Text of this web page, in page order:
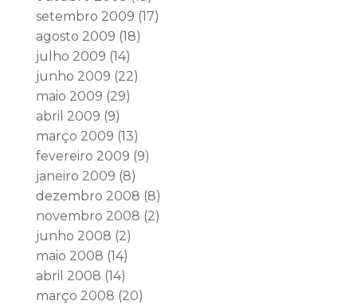
setembro 2009 (17)
agosto 2009 (18)
julho 2009 (14)
junho 2009 (22)
maio 2009 (29)
abril 2009 (9)
março 2009 (13)
fevereiro 2009 (9)
janeiro 2009 (8)
dezembro 2008 (8)
novembro 2008 (2)
junho 2008 (2)
maio 2008 (14)
abril 2008 (14)
março 2008 (20)